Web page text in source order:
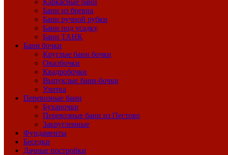
Каркасные бани
Бани из бревна
Бани ручной рубки
Бани под усадку
Бани ТАНК
Бани бочки
Круглые бани бочки
Овалбочки
Квадробочки
Выпуклые бани-бочки
Улитка
Перевозные бани
Буханочки
Перевозные бани из Пестово
Закругленные
Фундаменты
Беседки
Дачные постройки